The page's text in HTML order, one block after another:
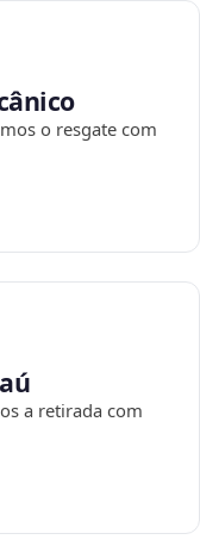
o resgate com
a retirada com